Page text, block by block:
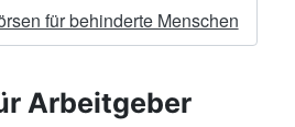
für behinderte Menschen
Arbeitgeber